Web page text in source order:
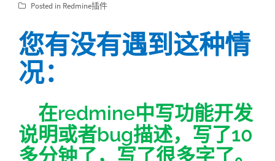
Posted in Redmine插件
您有没有遇到这种情
况：
在redmine中写功能开发
说明或者bug描述，写了10
多分钟了，写了很多字了。